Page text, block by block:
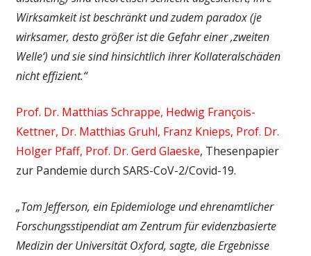
Wirksamkeit ist beschränkt und zudem paradox (je
wirksamer, desto größer ist die Gefahr einer ‚zweiten
Welle‘) und siesind hinsichtlich ihrer Kollateralschäden
nicht effizient.“
Prof. Dr. Matthias Schrappe, Hedwig François-
Kettner, Dr. Matthias Gruhl, Franz Knieps, Prof. Dr.
Holger Pfaff, Prof. Dr. Gerd Glaeske, Thesenpapier
zur Pandemie durch SARS-CoV-2/Covid-19.
„Tom Jefferson, ein Epidemiologe und ehrenamtlicher
Forschungsstipendiat am Zentrum für evidenzbasierte
Medizin der Universität Oxford, sagte, die Ergebnisse